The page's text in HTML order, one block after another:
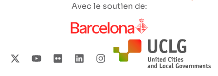
Avec le soutien de: